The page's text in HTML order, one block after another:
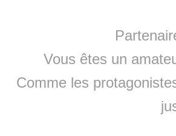
Vous êtes un
Comme les